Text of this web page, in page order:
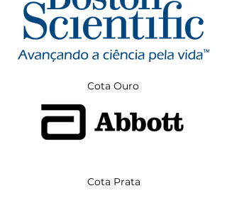
Cota Ouro
Cota Prata